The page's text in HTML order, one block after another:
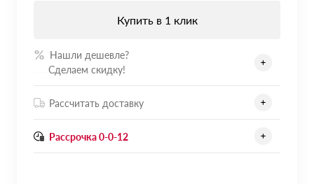
Купить в 1 клик
Нашли дешевле?
Сделаем скидку!
Рассчитать доставку
Рассрочка 0-0-12